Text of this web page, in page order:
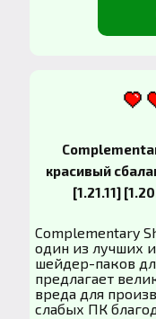
красивый
[1.21.11]
Complementary
один из лучших
шейдер-паков
предлагает
вреда для
слабых ПК